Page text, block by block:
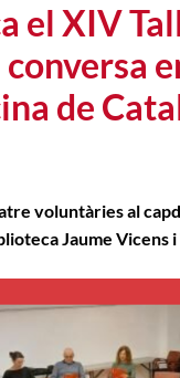
el XIV
de
voluntàries al
Jaume Vicens